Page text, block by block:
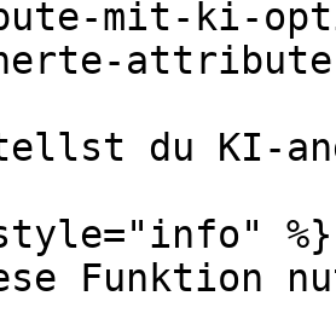
mit-ki-
du KI-
%}
Funktion